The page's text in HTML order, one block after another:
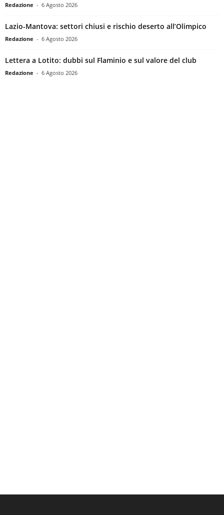
Redazione - 6 Agosto 2026
Lazio-Mantova: settori chiusi e rischio deserto all’Olimpico
Redazione - 6 Agosto 2026
Lettera a Lotito: dubbi sul Flaminio e sul valore del club
Redazione - 6 Agosto 2026